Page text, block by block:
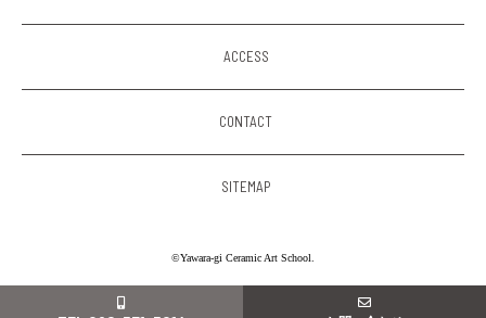
ACCESS
CONTACT
SITEMAP
©Yawara-gi Ceramic Art School.